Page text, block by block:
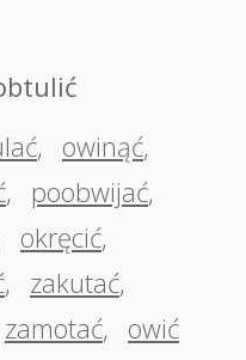
, owinąć,
, poobwijać,
okręcić,
, zakutać,
zamotać, owić